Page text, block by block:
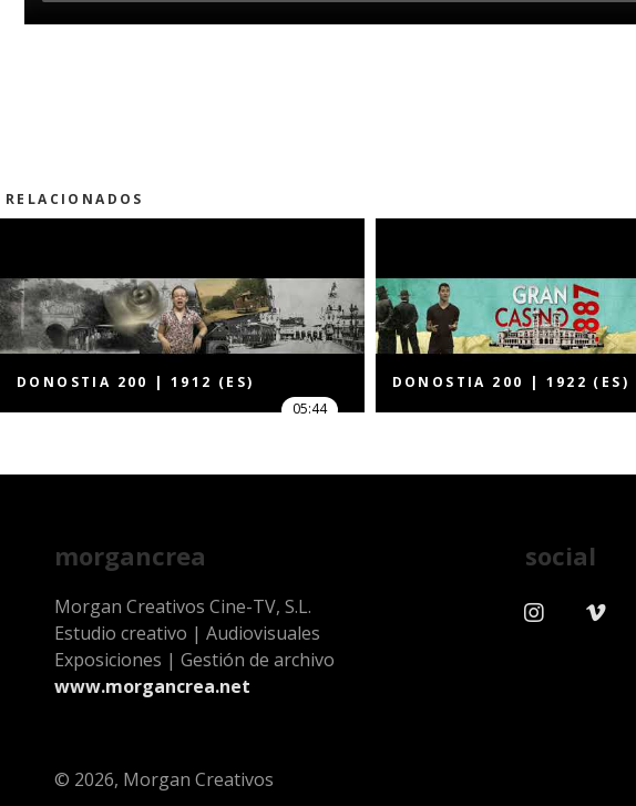
RELACIONADOS
DONOSTIA 200 | 1912 (ES)
05:44
DONOSTIA 200 | 1922 (ES)
morgancrea
Morgan Creativos Cine-TV, S.L.
Estudio creativo | Audiovisuales
Exposiciones | Gestión de archivo
www.morgancrea.net
social
© 2026, Morgan Creativos